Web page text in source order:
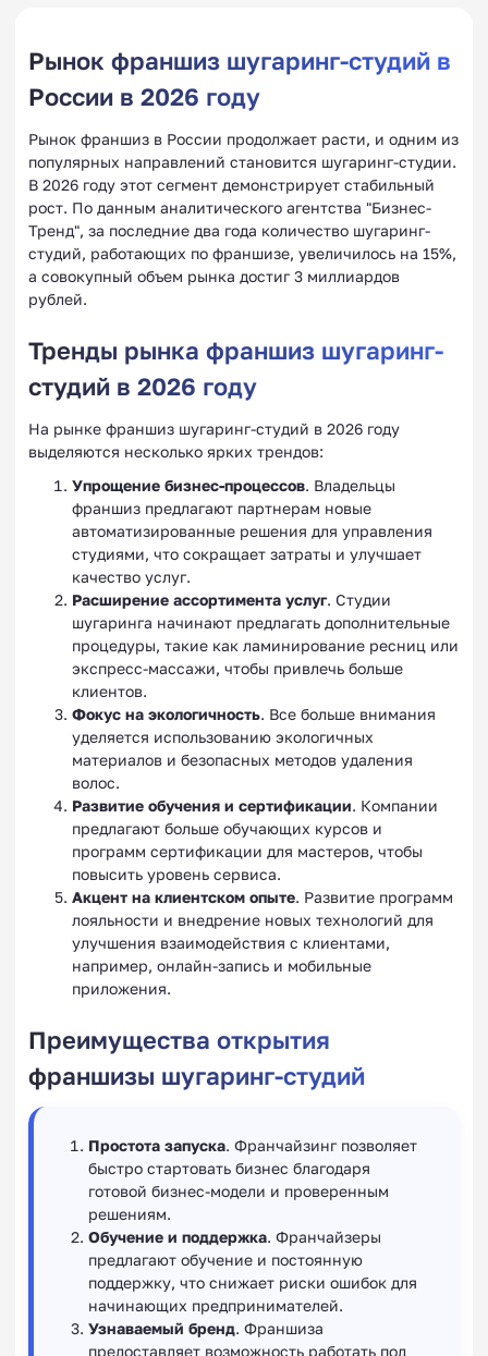
Рынок франшиз шугаринг-студий в
России в 2026 году
Рынок франшиз в России продолжает расти, и одним из
популярных направлений становится шугаринг-студии.
В 2026 году этот сегмент демонстрирует стабильный
рост. По данным аналитического агентства "Бизнес-
Тренд", за последние два года количество шугаринг-
студий, работающих по франшизе, увеличилось на 15%,
а совокупный объем рынка достиг 3 миллиардов
рублей.
Тренды рынка франшиз шугаринг-
студий в 2026 году
На рынке франшиз шугаринг-студий в 2026 году
выделяются несколько ярких трендов:
Упрощение бизнес-процессов. Владельцы
франшиз предлагают партнерам новые
автоматизированные решения для управления
студиями, что сокращает затраты и улучшает
качество услуг.
Расширение ассортимента услуг. Студии
шугаринга начинают предлагать дополнительные
процедуры, такие как ламинирование ресниц или
экспресс-массажи, чтобы привлечь больше
клиентов.
Фокус на экологичность. Все больше внимания
уделяется использованию экологичных
материалов и безопасных методов удаления
волос.
Развитие обучения и сертификации. Компании
предлагают больше обучающих курсов и
программ сертификации для мастеров, чтобы
повысить уровень сервиса.
Акцент на клиентском опыте. Развитие программ
лояльности и внедрение новых технологий для
улучшения взаимодействия с клиентами,
например, онлайн-запись и мобильные
приложения.
Преимущества открытия
франшизы шугаринг-студий
Простота запуска. Франчайзинг позволяет
быстро стартовать бизнес благодаря
готовой бизнес-модели и проверенным
решениям.
Обучение и поддержка. Франчайзеры
предлагают обучение и постоянную
поддержку, что снижает риски ошибок для
начинающих предпринимателей.
Узнаваемый бренд. Франшиза
предоставляет возможность работать под